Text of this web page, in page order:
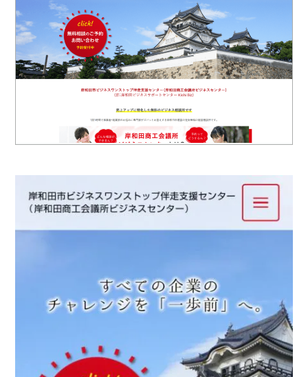
求人・採用サイト制作
各種印刷物デザイン
ロゴマーク制作